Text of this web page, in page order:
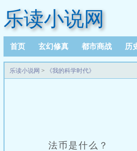
乐读小说网
首页 玄幻修真 都市商战 历
乐读小说网 > 《我的科学时代》
法币是什么？